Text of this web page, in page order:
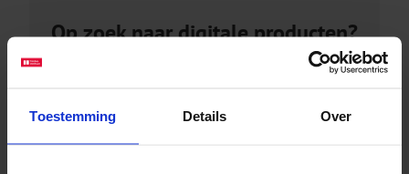
Toestemming Details Over
Op zoek naar digitale producten?
Bijvoorbeeld factsheets of rapporten?
bezoek de kennisbank